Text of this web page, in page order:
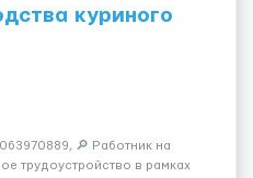
куриного
🔎 Работник на
трудоустройство в рамках